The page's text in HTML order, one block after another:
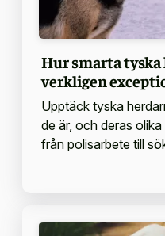
Hur smarta tyska
verkligen
Upptäck tyska
de är, och deras
från polisarbete till